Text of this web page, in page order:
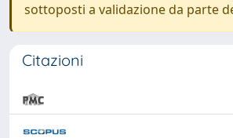
sottoposti a validazione da parte
Citazioni